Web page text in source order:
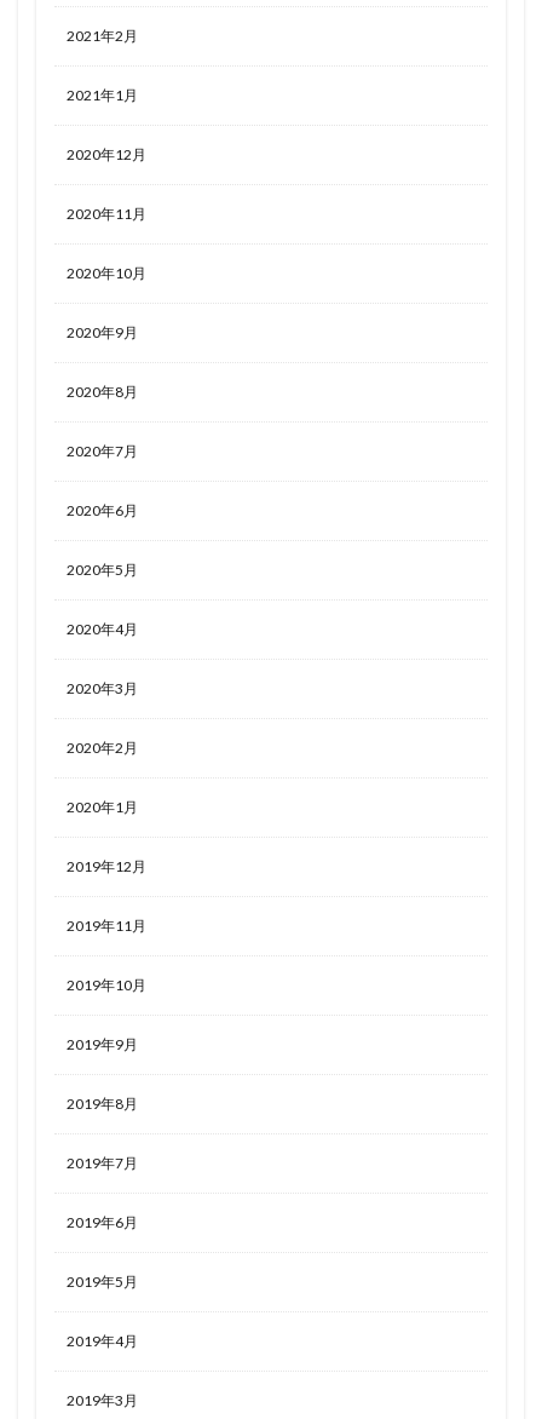
2021年2月
2021年1月
2020年12月
2020年11月
2020年10月
2020年9月
2020年8月
2020年7月
2020年6月
2020年5月
2020年4月
2020年3月
2020年2月
2020年1月
2019年12月
2019年11月
2019年10月
2019年9月
2019年8月
2019年7月
2019年6月
2019年5月
2019年4月
2019年3月